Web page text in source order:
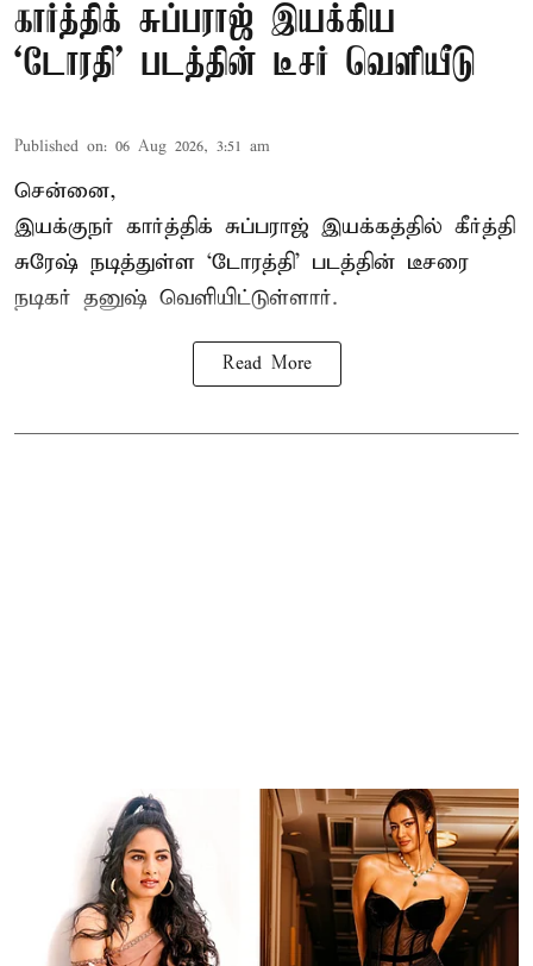
கார்த்திக் சுப்பராஜ் இயக்கிய
`டோரதி' படத்தின் டீசர் வெளியீடு
Published on: 06 Aug 2026, 3:51 am
சென்னை,
இயக்குநர் கார்த்திக் சுப்பராஜ் இயக்கத்தில் கீர்த்தி
சுரேஷ் நடித்துள்ள `டோரத்தி' படத்தின் டீசரை
நடிகர் தனுஷ் வெளியிட்டுள்ளார்.
Read More